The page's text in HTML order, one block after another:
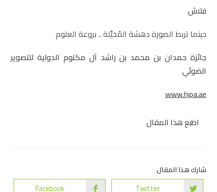
فلاش
حينما تربط الصورة دهشة المُخيِّلة .. بروعة العلوم
جائزة حمدان بن محمد بن راشد آل مكتوم الدولية للتصوير
الضوئي
www.hipa.ae
اطبع هذا المقال
شارك هذا المقال
Twitter
Facebook